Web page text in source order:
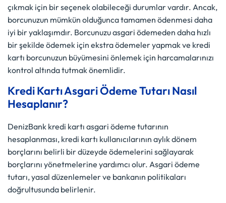
çıkmak için bir seçenek olabileceği durumlar vardır. Ancak,
borcunuzun mümkün olduğunca tamamen ödenmesi daha
iyi bir yaklaşımdır. Borcunuzu asgari ödemeden daha hızlı
bir şekilde ödemek için ekstra ödemeler yapmak ve kredi
kartı borcunuzun büyümesini önlemek için harcamalarınızı
kontrol altında tutmak önemlidir.
Kredi Kartı Asgari Ödeme Tutarı Nasıl
Hesaplanır?
DenizBank kredi kartı asgari ödeme tutarının
hesaplanması, kredi kartı kullanıcılarının aylık dönem
borçlarını belirli bir düzeyde ödemelerini sağlayarak
borçlarını yönetmelerine yardımcı olur. Asgari ödeme
tutarı, yasal düzenlemeler ve bankanın politikaları
doğrultusunda belirlenir.